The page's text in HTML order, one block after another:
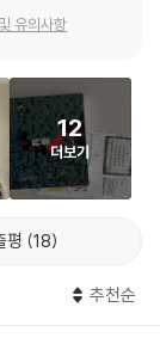
, 저주의 사슬을
소설은 예측할 수
숨 가쁘게 넘나든
으로 악의에 맞서
움을 맞닥뜨렸을
기회를 제공한다.
유의사항
12
더보기
평 18
추천순